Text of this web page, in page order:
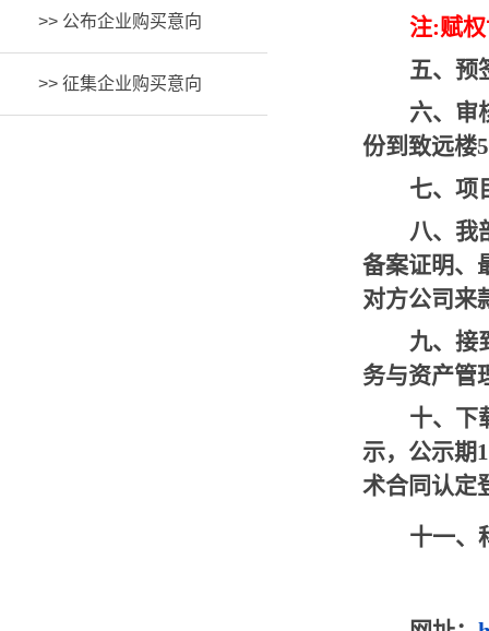
>> 公布企业购买意向
>> 征集企业购买意向
注:赋
五、预
六、审
份到致远楼
七、项
八、我
备案证明、
对方公司来
九、接
务与资产管
十、下
示，公示期
术合同认定
十一、